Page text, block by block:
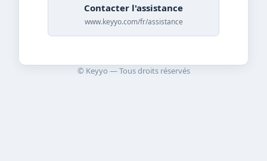
Contacter l'assistance
www.keyyo.com/fr/assistance
© Keyyo — Tous droits réservés